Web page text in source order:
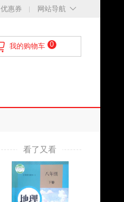
优惠券 网站导航
我的购物车 0
看了又看